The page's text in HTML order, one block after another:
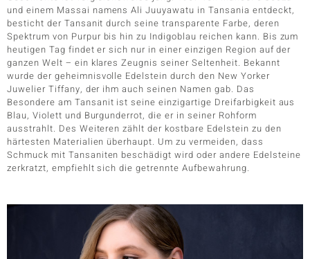
und einem Massai namens Ali Juuyawatu in Tansania entdeckt,
besticht der Tansanit durch seine transparente Farbe, deren
Spektrum von Purpur bis hin zu Indigoblau reichen kann. Bis zum
heutigen Tag findet er sich nur in einer einzigen Region auf der
ganzen Welt – ein klares Zeugnis seiner Seltenheit. Bekannt
wurde der geheimnisvolle Edelstein durch den New Yorker
Juwelier Tiffany, der ihm auch seinen Namen gab. Das
Besondere am Tansanit ist seine einzigartige Dreifarbigkeit aus
Blau, Violett und Burgunderrot, die er in seiner Rohform
ausstrahlt. Des Weiteren zählt der kostbare Edelstein zu den
härtesten Materialien überhaupt. Um zu vermeiden, dass
Schmuck mit Tansaniten beschädigt wird oder andere Edelsteine
zerkratzt, empfiehlt sich die getrennte Aufbewahrung.